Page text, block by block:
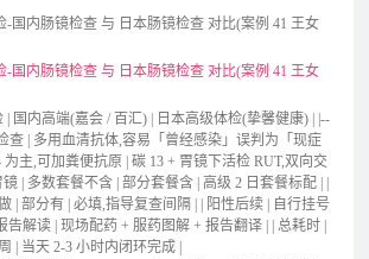
-国内肠镜检查 与 日本肠镜检查 对比(案例 41 王女
| 国内高端(嘉会 / 百汇) | 日本高级体检(挚馨健康) | |--
查 | 多用血清抗体,容易「曾经感染」误判为「现症
为主,可加粪便抗原 | 碳 13 + 胃镜下活检 RUT,双向交
| 多数套餐不含 | 部分套餐含 | 高级 2 日套餐标配 | |
| 部分有 | 必填,指导复查间隔 | | 阳性后续 | 自行挂号
告解读 | 现场配药 + 服药图解 + 报告翻译 | | 总耗时 |
| 当天 2-3 小时内闭环完成 |